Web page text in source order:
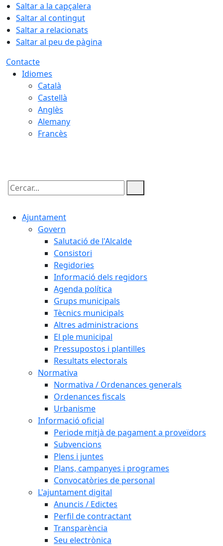
Saltar a la capçalera
Saltar al contingut
Saltar a relacionats
Saltar al peu de pàgina
Contacte
Idiomes
Català
Castellà
Anglès
Alemany
Francès
Cercar:
Ajuntament
Govern
Salutació de l'Alcalde
Consistori
Regidories
Informació dels regidors
Agenda política
Grups municipals
Tècnics municipals
Altres administracions
El ple municipal
Pressupostos i plantilles
Resultats electorals
Normativa
Normativa / Ordenances generals
Ordenances fiscals
Urbanisme
Informació oficial
Periode mitjà de pagament a proveïdors
Subvencions
Plens i juntes
Plans, campanyes i programes
Convocatòries de personal
L'ajuntament digital
Anuncis / Edictes
Perfil de contractant
Transparència
Seu electrònica